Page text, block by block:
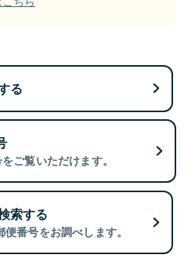
る
ご覧いただけます。
索する
番号をお調べします。